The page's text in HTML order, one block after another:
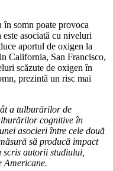
în somn poate provoca
este asociată cu niveluri
aportul de oxigen la
California, San Francisco,
scăzute de oxigen în
prezintă un risc mai
a tulburărilor de
cognitive în
asocieri între cele două
să producă impact
scris autorii studiului,
Americane.